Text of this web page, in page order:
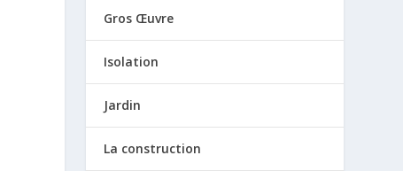
Gros Œuvre
Isolation
Jardin
La construction